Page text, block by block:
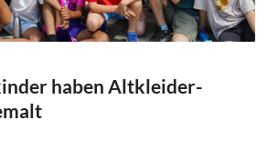
haben Altkleider-